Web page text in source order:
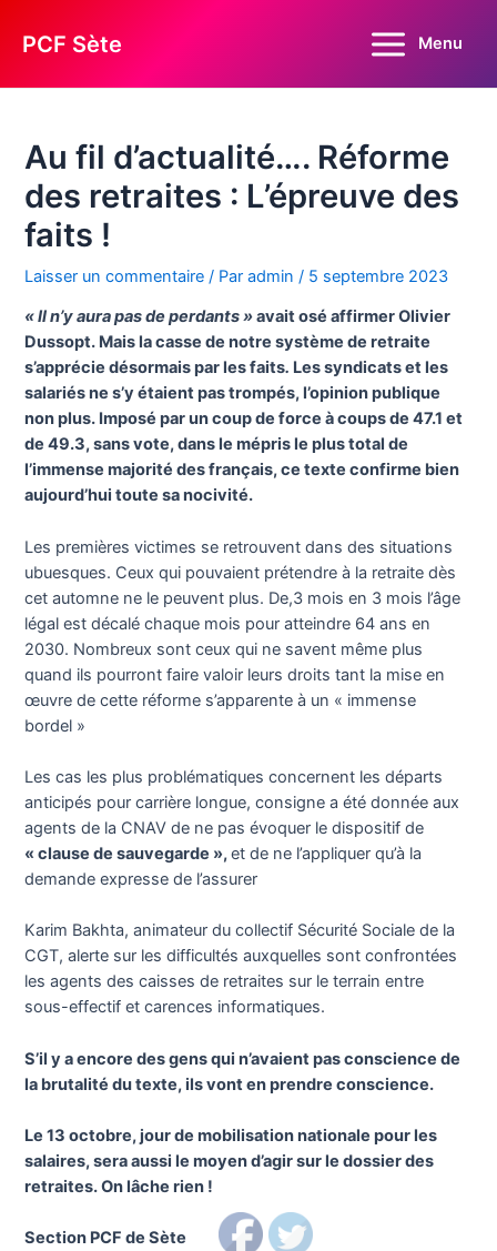
PCF Sète
Main
Menu
Au fil d’actualité…. Réforme
des retraites : L’épreuve des
faits !
Laisser un commentaire / Paradmin/ 5 septembre 2023
« Il n’y aura pas de perdants »avait osé affirmer Olivier
Dussopt. Mais la casse de notre système de retraite
s’apprécie désormais par les faits. Les syndicats et les
salariés ne s’y étaient pas trompés, l’opinion publique
non plus. Imposé par un coup de force à coups de 47.1 et
de 49.3, sans vote, dans le mépris le plus total de
l’immense majorité des français, ce texte confirme bien
aujourd’hui toute sa nocivité.
Les premières victimes se retrouvent dans des situations
ubuesques. Ceux qui pouvaient prétendre à la retraite dès
cet automne ne le peuvent plus. De,3 mois en 3 mois l’âge
légal est décalé chaque mois pour atteindre 64 ans en
2030. Nombreux sont ceux qui ne savent même plus
quand ils pourront faire valoir leurs droits tant la mise en
œuvre de cette réforme s’apparente à un « immense
bordel »
Les cas les plus problématiques concernent les départs
anticipés pour carrière longue, consigne a été donnée aux
agents de la CNAV de ne pas évoquer le dispositif de
« clause de sauvegarde »,et de ne l’appliquer qu’à la
demande expresse de l’assurer
Karim Bakhta, animateur du collectif Sécurité Sociale de la
CGT, alerte sur les difficultés auxquelles sont confrontées
les agents des caisses de retraites sur le terrain entre
sous-effectif et carences informatiques.
S’il y a encore des gens qui n’avaient pas conscience de
la brutalité du texte, ils vont en prendre conscience.
Le 13 octobre, jour de mobilisation nationale pour les
salaires, sera aussi le moyen d’agir sur le dossier des
retraites. On lâche rien !
Section PCF de Sète